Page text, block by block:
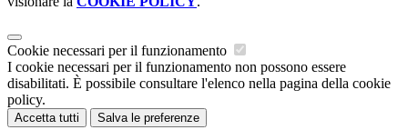
Cookie necessari per il funzionamento
I cookie necessari per il funzionamento non possono essere
disabilitati. È possibile consultare l'elenco nella pagina della cookie
policy.
Accetta tutti Salva le preferenze